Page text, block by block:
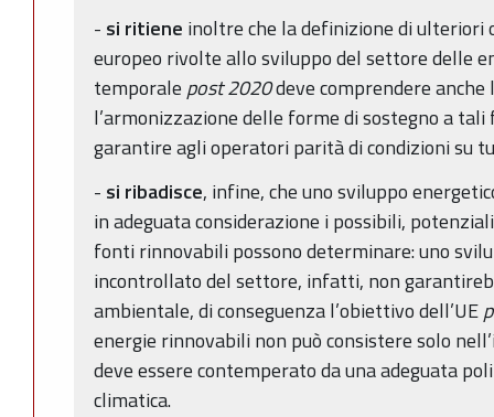
- si ritiene inoltre che la definizione di
europeo rivolte allo sviluppo del settore delle
temporale post 2020deve comprendere anche
l’armonizzazione delle forme di sostegno a tali
garantire agli operatori parità di condizioni su
- si ribadisce, infine, che uno sviluppo
in adeguata considerazione i possibili,
fonti rinnovabili possono determinare: uno
incontrollato del settore, infatti, non
ambientale, di conseguenza l’obiettivo dell’UE
energie rinnovabili non può consistere solo
deve essere contemperato da una adeguata
climatica.